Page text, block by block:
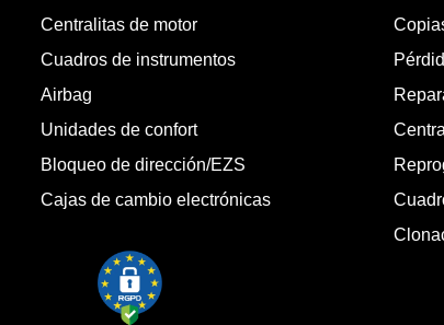
Centralitas de motor
Cuadros de instrumentos
Airbag
Unidades de confort
Bloqueo de dirección/EZS
Cajas de cambio electrónicas